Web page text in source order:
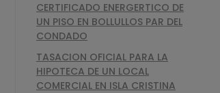
CERTIFICADO ENERGERTICO DE
UN PISO EN BOLLULLOS PAR DEL
CONDADO
TASACION OFICIAL PARA LA
HIPOTECA DE UN LOCAL
COMERCIAL EN ISLA CRISTINA